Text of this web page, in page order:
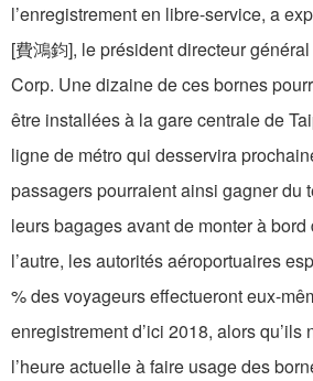
l’enregistrement en libre-service, a
[費鴻鈞], le président directeur
Corp. Une dizaine de ces bornes
être installées à la gare centrale de
ligne de métro qui desservira
passagers pourraient ainsi gagner du
leurs bagages avant de monter à bord
l’autre, les autorités aéroportuaires
% des voyageurs effectueront eux-
enregistrement d’ici 2018, alors qu’ils
l’heure actuelle à faire usage des